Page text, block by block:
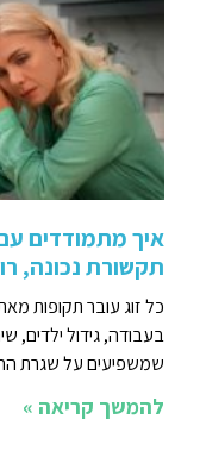
איך מתמודדים עם
תקשורת נכונה,
כל זוג עובר תקופות
בעבודה, גידול ילדים,
שמשפיעים על שגרת
להמשך קריאה »